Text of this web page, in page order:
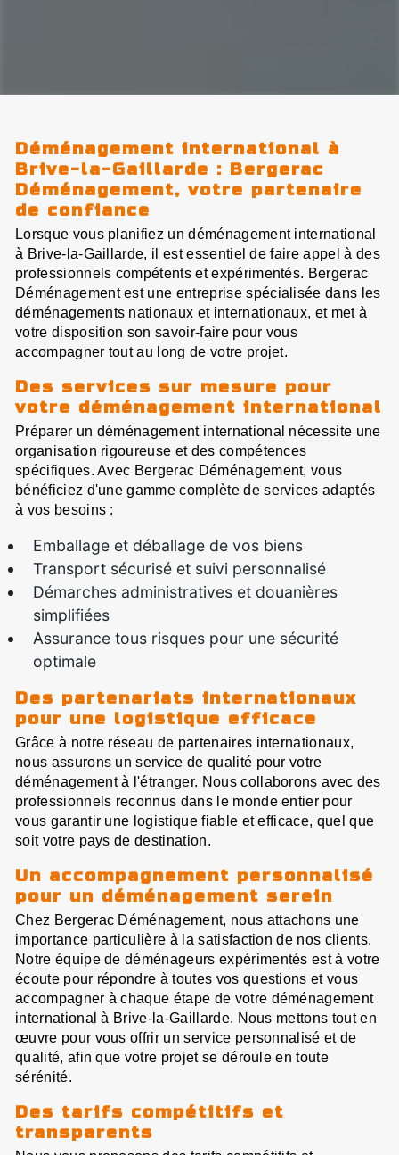
Déménagement international à
Brive-la-Gaillarde : Bergerac
Déménagement, votre partenaire
de confiance
Lorsque vous planifiez un déménagement international
à Brive-la-Gaillarde, il est essentiel de faire appel à des
professionnels compétents et expérimentés. Bergerac
Déménagement est une entreprise spécialisée dans les
déménagements nationaux et internationaux, et met à
votre disposition son savoir-faire pour vous
accompagner tout au long de votre projet.
Des services sur mesure pour
votre déménagement international
Préparer un déménagement international nécessite une
organisation rigoureuse et des compétences
spécifiques. Avec Bergerac Déménagement, vous
bénéficiez d'une gamme complète de services adaptés
à vos besoins :
Emballage et déballage de vos biens
Transport sécurisé et suivi personnalisé
Démarches administratives et douanières
simplifiées
Assurance tous risques pour une sécurité
optimale
Des partenariats internationaux
pour une logistique efficace
Grâce à notre réseau de partenaires internationaux,
nous assurons un service de qualité pour votre
déménagement à l'étranger. Nous collaborons avec des
professionnels reconnus dans le monde entier pour
vous garantir une logistique fiable et efficace, quel que
soit votre pays de destination.
Un accompagnement personnalisé
pour un déménagement serein
Chez Bergerac Déménagement, nous attachons une
importance particulière à la satisfaction de nos clients.
Notre équipe de déménageurs expérimentés est à votre
écoute pour répondre à toutes vos questions et vous
accompagner à chaque étape de votre déménagement
international à Brive-la-Gaillarde. Nous mettons tout en
œuvre pour vous offrir un service personnalisé et de
qualité, afin que votre projet se déroule en toute
sérénité.
Des tarifs compétitifs et
transparents